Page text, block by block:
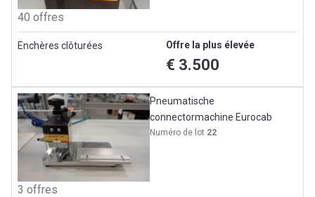
40 offres
Enchères clôturées Offre la plus élevée
€ 3.500
Pneumatische
connectormachine Eurocab
Numéro de lot 22
3 offres